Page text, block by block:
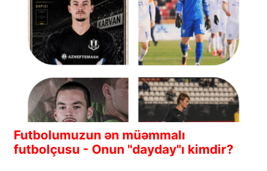
Futbolumuzun ən müəmmalı
futbolçusu - Onun "dayday"ı kimdir?